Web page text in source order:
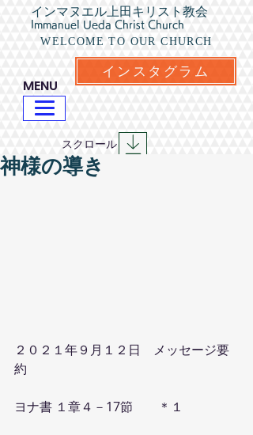
インマヌエル上田キリスト教会
Immanuel Ueda Christ Church
WELCOME TO OUR CHURCH
​MENU
​スクロール
インスタグラム
神様の導き
２０２１年９月１２日　メッセージ要
約
ヨナ書 １章４－17節　　＊１